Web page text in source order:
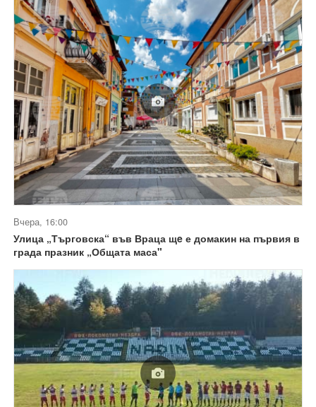
Вчера, 16:00
Улица „Търговска“ във Враца щe е домакин на първия в
града празник „Общата маса"